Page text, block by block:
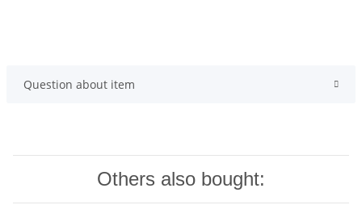
Question about item
Others also bought: